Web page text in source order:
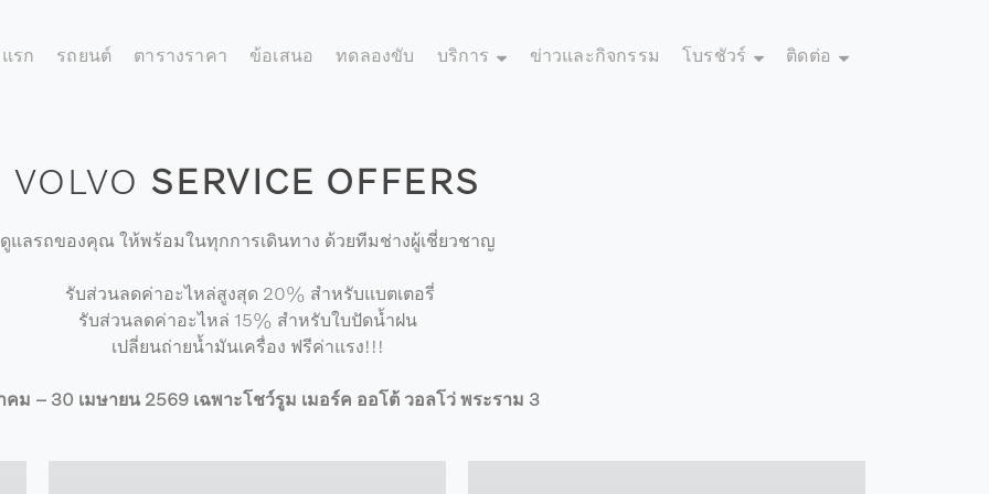
รก รถยนต์ ตารางราคา ข้อเสนอ ทดลองขับ บริการ ข่าวและกิจกรรม โบรชัวร์ ติดต่อ
VOLVO SERVICE OFFERS
ดูแลรถของคุณ ให้พร้อมในทุกการเดินทาง ด้วยทีมช่างผู้เชี่ยวชาญ
รับส่วนลดค่าอะไหล่สูงสุด 20% สำหรับแบตเตอรี่
รับส่วนลดค่าอะไหล่ 15% สำหรับใบปัดน้ำฝน
เปลี่ยนถ่ายน้ำมันเครื่อง ฟรีค่าแรง!!!
ม – 30 เมษายน 2569 เฉพาะโชว์รูม เมอร์ค ออโต้ วอลโว่ พระราม 3